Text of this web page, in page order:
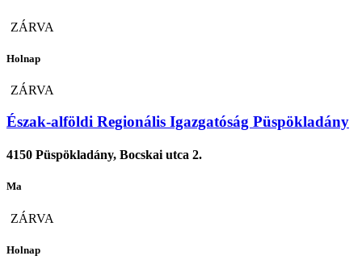
ZÁRVA
Holnap
ZÁRVA
Észak-alföldi Regionális Igazgatóság Püspökladány
4150 Püspökladány, Bocskai utca 2.
Ma
ZÁRVA
Holnap